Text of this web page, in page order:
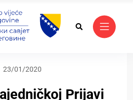
23/01/2020
Prijavi